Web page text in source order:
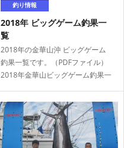
中古艇情報
会社概要
釣り情報
2018年 ビッグゲーム釣果一
覧
2018年の金華山沖 ビッグゲーム
釣果一覧です。（PDFファイル）
2018年金華山ビッグゲーム釣果一